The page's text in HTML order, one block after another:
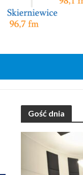
Gość dnia